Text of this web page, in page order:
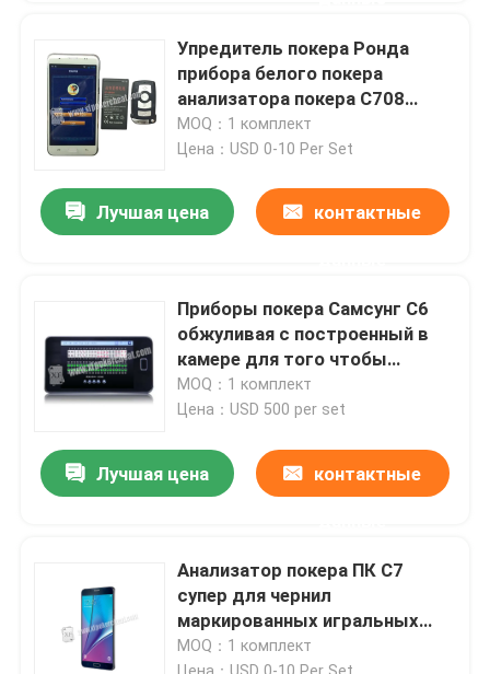
Продукты
Упредитель покера Ронда
прибора белого покера
анализатора покера С708
неразъемного обжуливая
MOQ：1 комплект
Цена：USD 0-10 Per Set
Лучшая цена контактные
Приборы покера Самсунг С6
обжуливая с построенный в
камере для того чтобы
просмотреть маркированные
домино Маджхонг
MOQ：1 комплект
Цена：USD 500 per set
Лучшая цена контактные
Анализатор покера ПК С7
супер для чернил
маркированных игральных
карт плутовки покера Техаса
MOQ：1 комплект